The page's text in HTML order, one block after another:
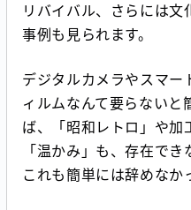
リバイバル、さらには
事例も見られます。
デジタルカメラやスマー
ィルムなんて要らないと
ば、「昭和レトロ」や加
「温かみ」も、存在でき
これも簡単には辞めなか